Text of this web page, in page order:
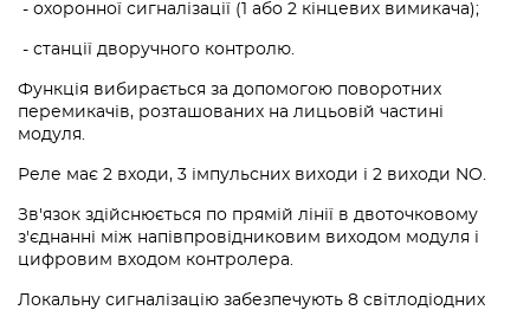
- охоронної сигналізації (1 або 2 кінцевих вимикача);
- станції дворучного контролю.
Функція вибирається за допомогою поворотних
перемикачів, розташованих на лицьовій частині
модуля.
Реле має 2 входи, 3 імпульсних виходи і 2 виходи NO.
Зв'язок здійснюється по прямій лінії в двоточковому
з'єднанні між напівпровідниковим виходом модуля і
цифровим входом контролера.
Локальну сигналізацію забезпечують 8 світлодіодних